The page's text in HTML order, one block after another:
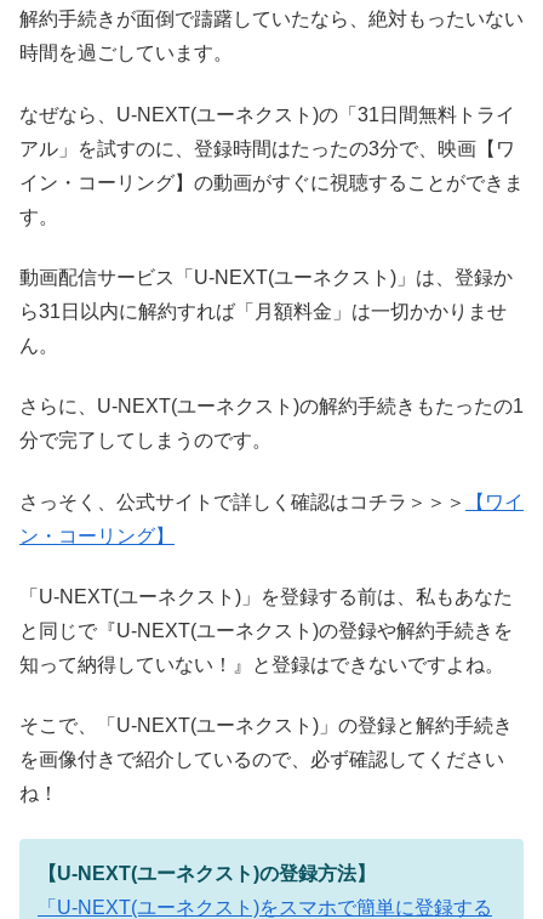
解約手続きが面倒で躊躇していたなら、絶対もったいない
時間を過ごしています。
なぜなら、U-NEXT(ユーネクスト)の「31日間無料トライ
アル」を試すのに、登録時間はたったの3分で、映画【ワ
イン・コーリング】の動画がすぐに視聴することができま
す。
動画配信サービス「U-NEXT(ユーネクスト)」は、登録か
ら31日以内に解約すれば「月額料金」は一切かかりませ
ん。
さらに、U-NEXT(ユーネクスト)の解約手続きもたったの1
分で完了してしまうのです。
さっそく、公式サイトで詳しく確認はコチラ＞＞＞
【ワイ
ン・コーリング】
「U-NEXT(ユーネクスト)」を登録する前は、私もあなた
と同じで『U-NEXT(ユーネクスト)の登録や解約手続きを
知って納得していない！』と登録はできないですよね。
そこで、「U-NEXT(ユーネクスト)」の登録と解約手続き
を画像付きで紹介しているので、必ず確認してください
ね！
【U-NEXT(ユーネクスト)の登録方法】
「U-NEXT(ユーネクスト)をスマホで簡単に登録する